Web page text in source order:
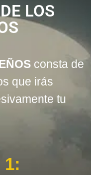
LOS
consta de
que irás
tu
1: